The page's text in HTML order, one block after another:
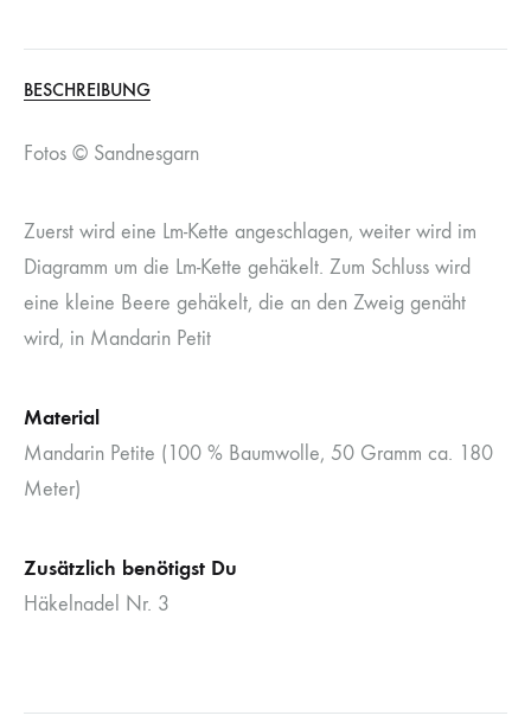
BESCHREIBUNG
Fotos © Sandnesgarn
Zuerst wird eine Lm-Kette angeschlagen, weiter wird im
Diagramm um die Lm-Kette gehäkelt. Zum Schluss wird
eine kleine Beere gehäkelt, die an den Zweig genäht
wird, in Mandarin Petit
Material
Mandarin Petite (100 % Baumwolle, 50 Gramm ca. 180
Meter)
Zusätzlich benötigst Du
Häkelnadel Nr. 3